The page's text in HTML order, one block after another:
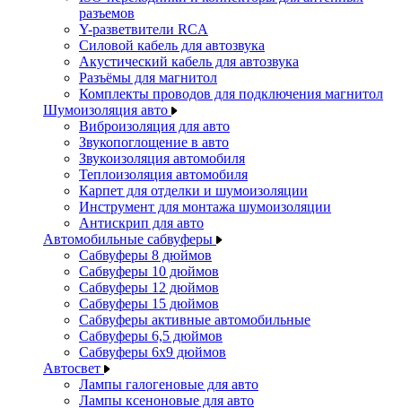
разъемов
Y-разветвители RCA
Силовой кабель для автозвука
Акустический кабель для автозвука
Разъёмы для магнитол
Комплекты проводов для подключения магнитол
Шумоизоляция авто
Виброизоляция для авто
Звукопоглощение в авто
Звукоизоляция автомобиля
Теплоизоляция автомобиля
Карпет для отделки и шумоизоляции
Инструмент для монтажа шумоизоляции
Антискрип для авто
Автомобильные сабвуферы
Сабвуферы 8 дюймов
Сабвуферы 10 дюймов
Сабвуферы 12 дюймов
Сабвуферы 15 дюймов
Сабвуферы активные автомобильные
Сабвуферы 6,5 дюймов
Сабвуферы 6x9 дюймов
Автосвет
Лампы галогеновые для авто
Лампы ксеноновые для авто